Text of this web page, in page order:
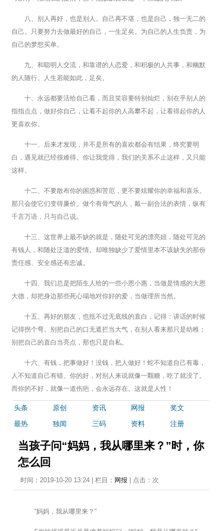
八、别人再好，也是别人。自己再不堪，也是自己，独一无二的
自己。只要努力去做最好的自己，一生足矣。为自己的人生负责，为
自己的梦想买单。
九、和聪明人交流，和靠谱的人恋爱，和积极的人共事，和幽默
的人随行。人生若能如此，足矣。
十、永远都要活给自己看，而且笑容要特别灿烂，别在乎别人的
指指点点，做好你自己，让看不起你的人高攀不起，让看得起你的人
更喜欢你。
十一、后来才发现，并不是所有的喜欢都会有结果，终究要明
白，遇见就已经很难得。你让我觉得，我们的关系不止这样，又只能
这样。
十二、不要散布你的困惑和苦厄，更不要炫耀你的幸福和喜乐。
那只会使它们变得廉价。做个有骨气的人，戴一副合法的表情，纵有
千言万语，只与自己说。
十三、这世界上最不缺的就是，随处可见的漂亮妞，随处可见的
有钱人，和随处泛滥的爱情。却唯独缺少了爱情里本不该缺失的那份
责任感、安全感还有忠诚。
十四、我们总是把陌生人给的一些小恩小惠，当做是情感的大恩
大德，却把身边那些死心塌地对你好的爱，当做理所当然。
十五、再好的朋友，也抵不过无底线的直白，记得：讲话的时候
记得拐个弯。别把自己的口无遮拦当大气，在别人看来那只是幼稚；
别把自己的直白当亮点，那也只是自私。
十六、有钱，把事做好！没钱，把人做好！蛇不知道自己有毒，
人不知道自己有错。你的好，对别人来说就像一颗糖，吃了就没了。
而你的不好，就像一道伤疤，会永远存在。这就是人性！
头条 原创 资讯 网报
奖文
最热
独闻 三码 资料 注册
当孩子问“妈妈，我从哪里来？”时，你
怎么回
时间：2019-10-20 13:24 | 栏目： 网报 | 点击： 次
“妈妈，我从哪里来？”